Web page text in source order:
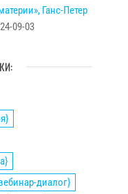
Ганс-Петер
09-03
диалог}